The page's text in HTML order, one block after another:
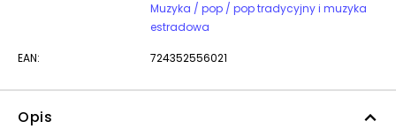
Muzyka / pop / pop tradycyjny i muzyka
estradowa
EAN: 724352556021
Opis